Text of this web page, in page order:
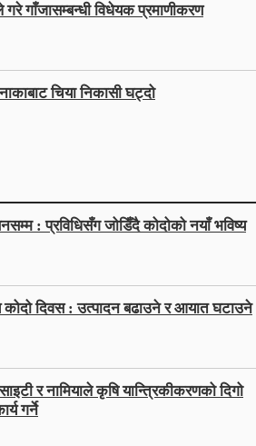
गाँजासम्बन्धी विधेयक प्रमाणीकरण
चिया निकासी घट्दो
: प्रविधिसँग जोडिँदै कोदोको नयाँ भविष्य
कोदो दिवस : उत्पादन बढाउने र आयात घटाउने
र नामियाले कृषि यान्त्रिकीकरणको दिगो
गर्ने